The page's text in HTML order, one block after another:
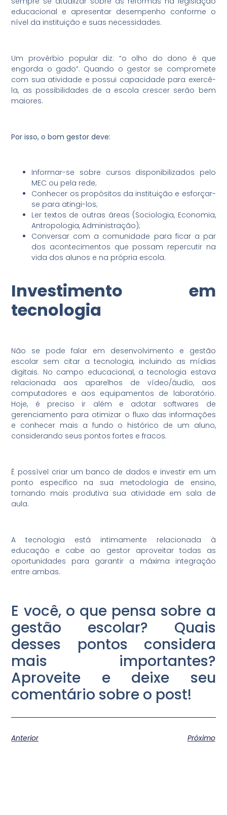
educacional e apresentar desempenho conforme o
nível da instituição e suas necessidades.
Um provérbio popular diz: “o olho do dono é que
engorda o gado”. Quando o gestor se compromete
com sua atividade e possui capacidade para exercê-
la, as possibilidades de a escola crescer serão bem
maiores.
Por isso, o bom gestor deve:
Informar-se sobre cursos disponibilizados pelo
MEC ou pela rede;
Conhecer os propósitos da instituição e esforçar-
se para atingi-los;
Ler textos de outras áreas (Sociologia, Economia,
Antropologia, Administração);
Conversar com a comunidade para ficar a par
dos acontecimentos que possam repercutir na
vida dos alunos e na própria escola.
Investimento em
tecnologia
Não se pode falar em desenvolvimento e gestão
escolar sem citar a tecnologia, incluindo as mídias
digitais. No campo educacional, a tecnologia estava
relacionada aos aparelhos de vídeo/áudio, aos
computadores e aos equipamentos de laboratório.
Hoje, é preciso ir além e adotar softwares de
gerenciamento para otimizar o fluxo das informações
e conhecer mais a fundo o histórico de um aluno,
considerando seus pontos fortes e fracos.
É possível criar um banco de dados e investir em um
ponto especifico na sua metodologia de ensino,
tornando mais produtiva sua atividade em sala de
aula.
A tecnologia está intimamente relacionada à
educação e cabe ao gestor aproveitar todas as
oportunidades para garantir a máxima integração
entre ambas.
E você, o que pensa sobre a
gestão escolar? Quais
desses pontos considera
mais importantes?
Aproveite e deixe seu
comentário sobre o post!
Anterior Próximo